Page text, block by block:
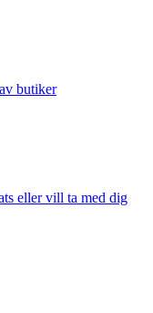
butiker
eller vill ta med dig